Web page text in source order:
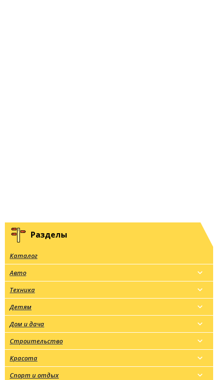
Разделы
Каталог
Авто
Техника
Детям
Дом и дача
Строительство
Красота
Спорт и отдых